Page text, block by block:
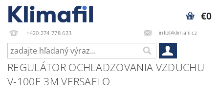
+420 274 778 623 info@klimafil.cz
€0
REGULÁTOR OCHLADZOVANIA VZDUCHU
V-100E 3M VERSAFLO